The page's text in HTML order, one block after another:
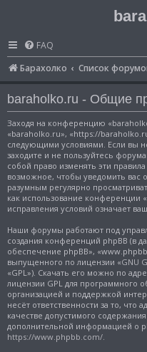
FAQ
Барахолко
Список
baraholko.ru - Общие
Заходя на конференцию
«baraholko.ru», «https://
следующими условиями. Если вы
заходите и не пользуйтесь
собой право изменять эти
возможное, чтобы уведомить вас
разумным регулярно
как использование конференции
исправления условий означает
Наши форумы работают под
создания конференций phpBB (в
обеспечение phpBB»,
выпущенного по лицензии «GNU
«GPL»). Скачать его можно по
лицензии GPL для программного
организацией и поддержкой
несёт ответственности за то,
качестве допустимого
дополнительной информацией о
https://www.phpbb.com/.